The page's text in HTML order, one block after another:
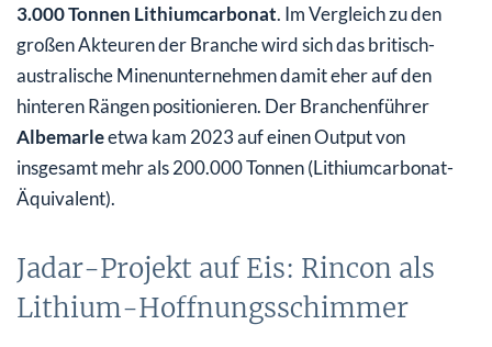
3.000 Tonnen Lithiumcarbonat. Im Vergleich zu den
großen Akteuren der Branche wird sich das britisch-
australische Minenunternehmen damit eher auf den
hinteren Rängen positionieren. Der Branchenführer
Albemarleetwa kam 2023 auf einen Output von
insgesamt mehr als 200.000 Tonnen (Lithiumcarbonat-
Äquivalent).
Jadar-Projekt auf Eis: Rincon als
Lithium-Hoffnungsschimmer